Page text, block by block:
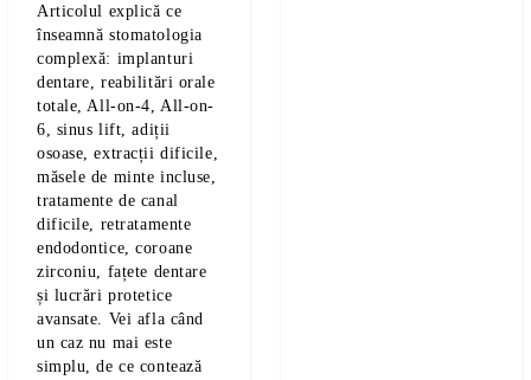
Articolul explică ce
înseamnă stomatologia
complexă: implanturi
dentare, reabilitări orale
totale, All-on-4, All-on-
6, sinus lift, adiții
osoase, extracții dificile,
măsele de minte incluse,
tratamente de canal
dificile, retratamente
endodontice, coroane
zirconiu, fațete dentare
și lucrări protetice
avansate. Vei afla când
un caz nu mai este
simplu, de ce contează